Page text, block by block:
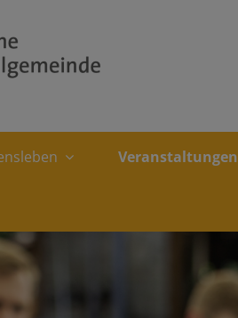
Veranstaltungen